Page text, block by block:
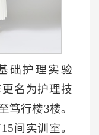
础护理实验
名为护理技
笃行楼3楼。
间实训室。